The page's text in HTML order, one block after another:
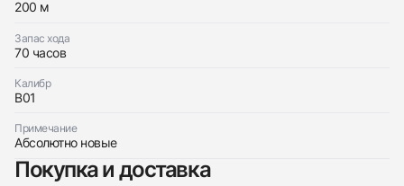
200 м
Запас хода
70 часов
Калибр
B01
Примечание
Абсолютно новые
Покупка и доставка